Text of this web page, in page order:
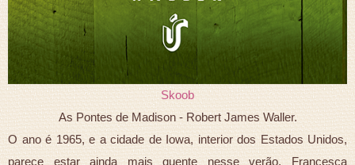
Skoob
As Pontes de Madison - Robert James Waller.
O ano é 1965, e a cidade de Iowa, interior dos Estados Unidos,
parece estar ainda mais quente nesse verão. Francesca